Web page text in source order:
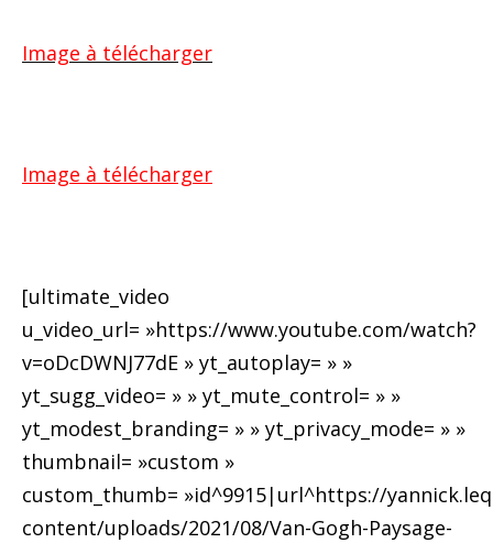
Image à télécharger
Image à télécharger
[ultimate_video
u_video_url= »https://www.youtube.com/watch?
v=oDcDWNJ77dE » yt_autoplay= » »
yt_sugg_video= » » yt_mute_control= » »
yt_modest_branding= » » yt_privacy_mode= » »
thumbnail= »custom »
custom_thumb= »id^9915|url^https://
content/uploads/2021/08/Van-Gogh-Paysage-